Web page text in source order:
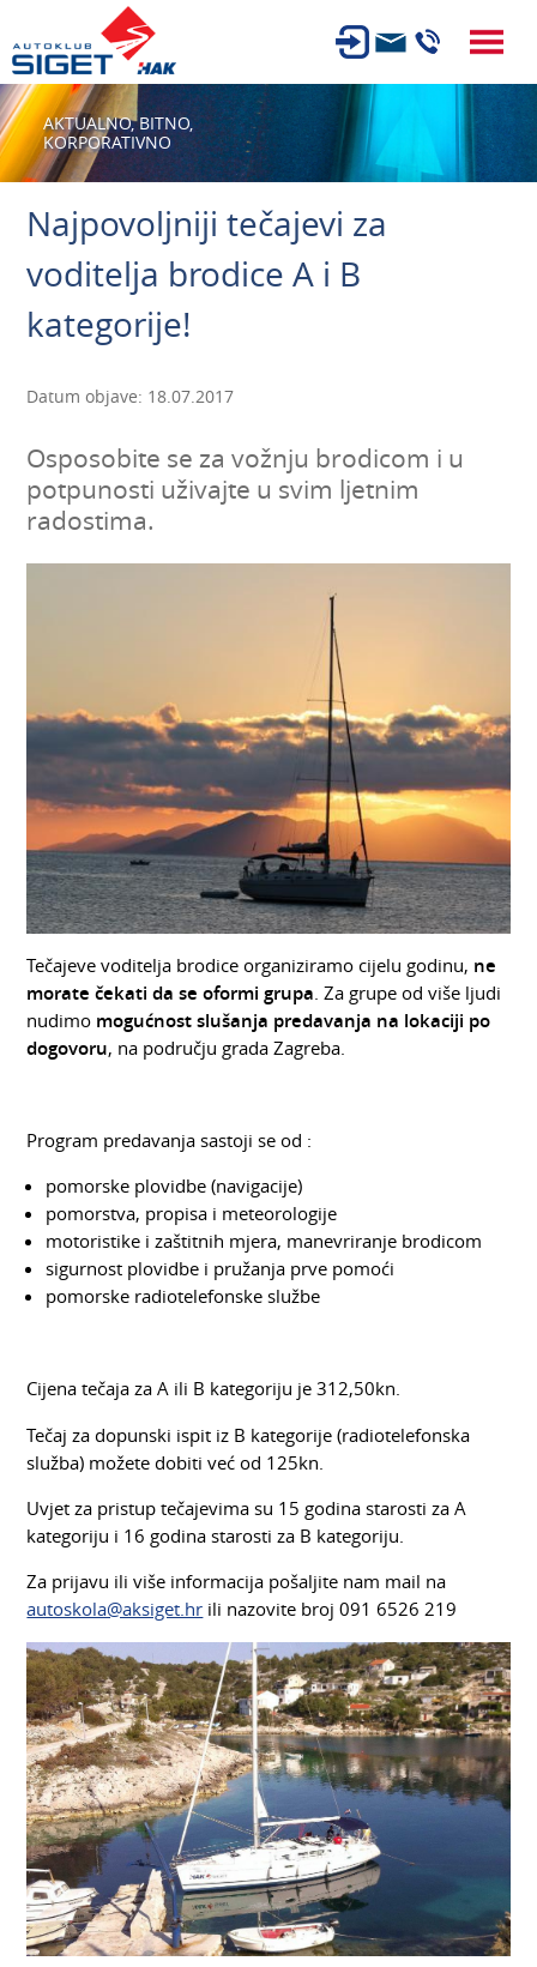
ČLANSTVO
TEHNIČKI PREGLED
AUTOSERVIS
USLUGE
AUTOŠKOLA
AKTUALNO,BITNO,
KORPORATIVNO
Najpovoljniji tečajevi za
voditelja brodice A i B
kategorije!
Datum objave: 18.07.2017
Osposobite se za vožnju brodicom i u
potpunosti uživajte u svim ljetnim
radostima.
Tečajeve voditelja brodice organiziramo cijelu godinu, ne
morate čekati da se oformi grupa. Za grupe od više ljudi
nudimo mogućnost slušanja predavanja na lokaciji po
dogovoru, na području grada Zagreba.
Program predavanja sastoji se od :
pomorske plovidbe (navigacije)
pomorstva, propisa i meteorologije
motoristike i zaštitnih mjera, manevriranje brodicom
sigurnost plovidbe i pružanja prve pomoći
pomorske radiotelefonske službe
Cijena tečaja za A ili B kategoriju je 312,50kn.
Tečaj za dopunski ispit iz B kategorije (radiotelefonska
služba) možete dobiti već od 125kn.
Uvjet za pristup tečajevima su 15 godina starosti za A
kategoriju i 16 godina starosti za B kategoriju.
Za prijavu ili više informacija pošaljite nam mail na
autoskola@aksiget.hr ili nazovite broj 091 6526 219